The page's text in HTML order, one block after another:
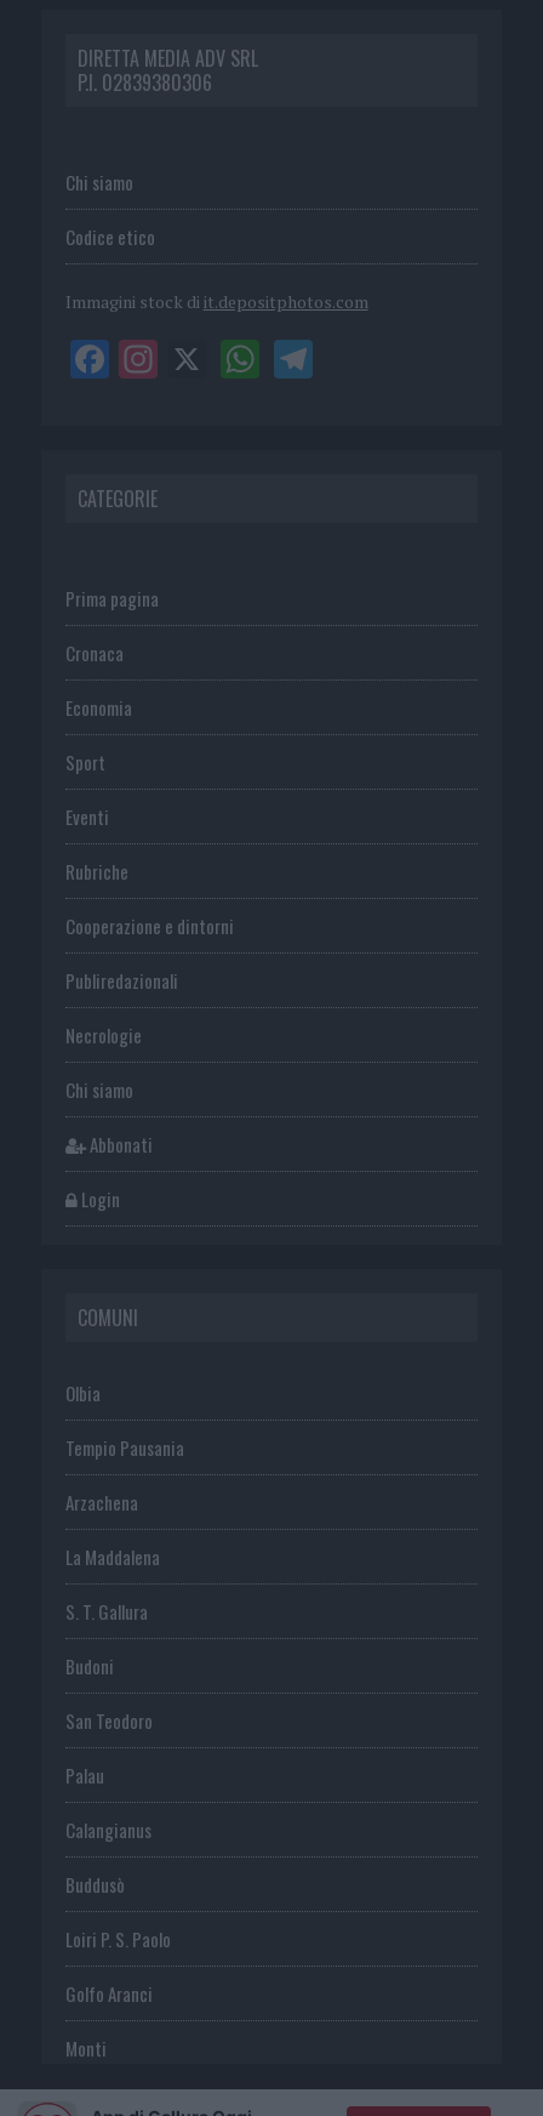
DIRETTA MEDIA ADV SRL
P.I. 02839380306
Chi siamo
Codice etico
Immagini stock di it.depositphotos.com
CATEGORIE
Prima pagina
Cronaca
Economia
Sport
Eventi
Rubriche
Cooperazione e dintorni
Publiredazionali
Necrologie
Chi siamo
Abbonati
Login
COMUNI
Olbia
Tempio Pausania
Arzachena
La Maddalena
S. T. Gallura
Budoni
San Teodoro
Palau
Calangianus
Buddusò
Loiri P. S. Paolo
Golfo Aranci
Monti
Telti